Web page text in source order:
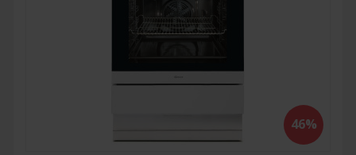
46%